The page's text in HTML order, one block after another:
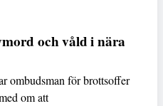
och våld i nära
ombudsman för brottsoffer
om att